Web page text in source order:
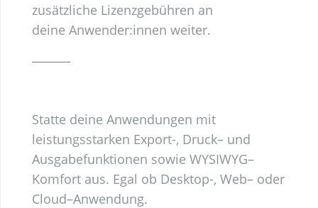
zusätzliche Lizenzgebühren an
deine Anwender:innen weiter.
Statte deine Anwendungen mit
leistungsstarken Export-, Druck– und
Ausgabefunktionen sowie WYSIWYG–
Komfort aus. Egal ob Desktop-, Web– oder
Cloud–Anwendung.